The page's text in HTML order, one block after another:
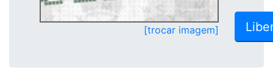
[trocar imagem]